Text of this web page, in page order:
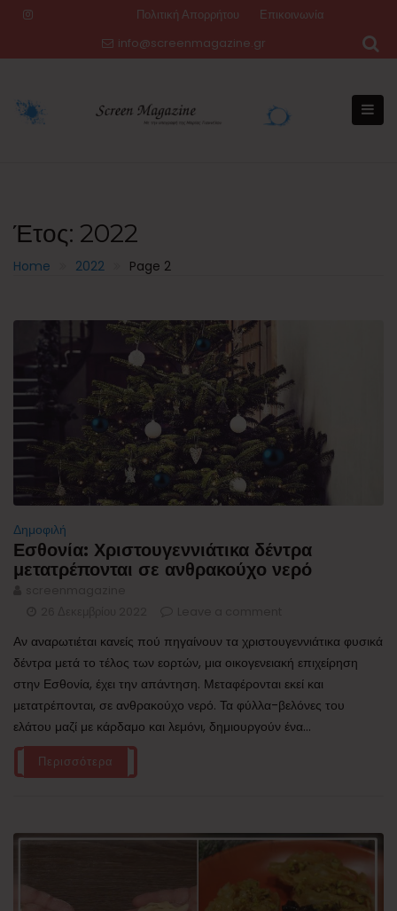
Πολιτική Απορρήτου
Επικοινωνία
info@screenmagazine.gr
Έτος: 2022
Home 2022 Page 2
Δημοφιλή
Εσθονία: Χριστουγεννιάτικα δέντρα
μετατρέπονται σε ανθρακούχο νερό
Αν αναρωτιέται κανείς πού πηγαίνουν τα χριστουγεννιάτικα φυσικά
δέντρα μετά το τέλος των εορτών, μια οικογενειακή επιχείρηση
στην Εσθονία, έχει την απάντηση. Μεταφέρονται εκεί και
μετατρέπονται, σε ανθρακούχο νερό. Τα φύλλα-βελόνες του
ελάτου μαζί με κάρδαμο και λεμόνι, δημιουργούν ένα...
Περισσότερα